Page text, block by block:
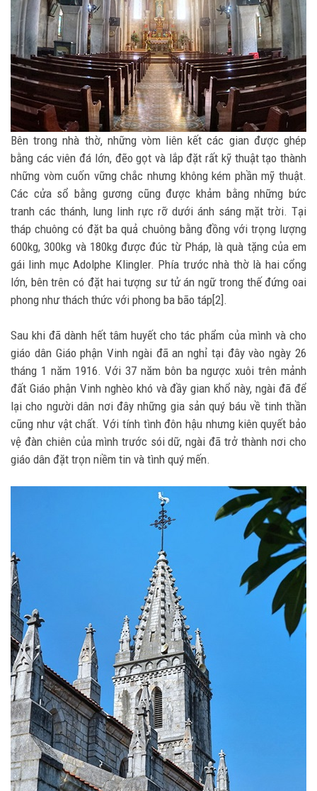
Bên trong nhà thờ, những vòm liên kết các gian được ghép
bằng các viên đá lớn, đẽo gọt và lắp đặt rất kỹ thuật tạo thành
những vòm cuốn vững chắc nhưng không kém phần mỹ thuật.
Các cửa sổ bằng gương cũng được khảm bằng những bức
tranh các thánh, lung linh rực rỡ dưới ánh sáng mặt trời. Tại
tháp chuông có đặt ba quả chuông bằng đồng với trọng lượng
600kg, 300kg và 180kg được đúc từ Pháp, là quà tặng của em
gái linh mục Adolphe Klingler. Phía trước nhà thờ là hai cổng
lớn, bên trên có đặt hai tượng sư tử án ngữ trong thế đứng oai
phong như thách thức với phong ba bão táp[2].
Sau khi đã dành hết tâm huyết cho tác phẩm của mình và cho
giáo dân Giáo phận Vinh ngài đã an nghỉ tại đây vào ngày 26
tháng 1 năm 1916. Với 37 năm bôn ba ngược xuôi trên mảnh
đất Giáo phận Vinh nghèo khó và đầy gian khổ này, ngài đã để
lại cho người dân nơi đây những gia sản quý báu về tinh thần
cũng như vật chất. Với tính tình đôn hậu nhưng kiên quyết bảo
vệ đàn chiên của mình trước sói dữ, ngài đã trở thành nơi cho
giáo dân đặt trọn niềm tin và tình quý mến.